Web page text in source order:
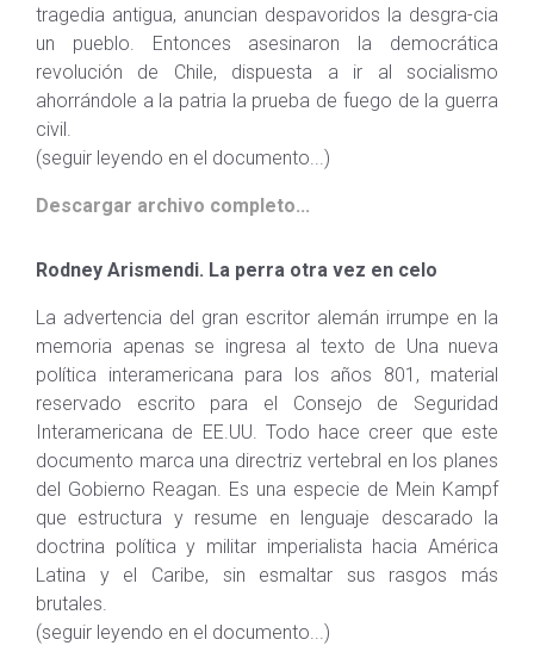
tragedia antigua, anuncian despavoridos la desgra-cia
un pueblo. Entonces asesinaron la democrática
revolución de Chile, dispuesta a ir al socialismo
ahorrándole a la patria la prueba de fuego de la guerra
civil.
(seguir leyendo en el documento...)
Descargar archivo completo...
Rodney Arismendi. La perra otra vez en celo
La advertencia del gran escritor alemán irrumpe en la
memoria apenas se ingresa al texto de Una nueva
política interamericana para los años 801, material
reservado escrito para el Consejo de Seguridad
Interamericana de EE.UU. Todo hace creer que este
documento marca una directriz vertebral en los planes
del Gobierno Reagan. Es una especie de Mein Kampf
que estructura y resume en lenguaje descarado la
doctrina política y militar imperialista hacia América
Latina y el Caribe, sin esmaltar sus rasgos más
brutales.
(seguir leyendo en el documento...)